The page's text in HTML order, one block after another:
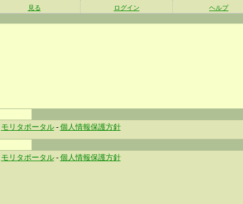
見る ログイン ヘルプ
モリタポータル- 個人情報保護方針
モリタポータル- 個人情報保護方針